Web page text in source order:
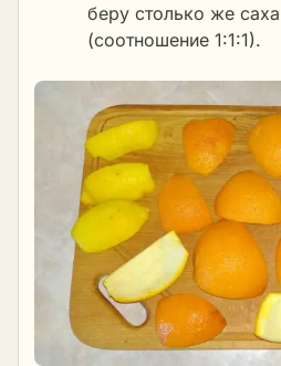
беру столько же
(соотношение 1:1:1).